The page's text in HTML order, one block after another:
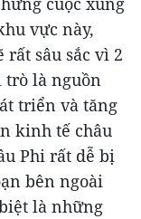
vực này,
sâu sắc vì 2
trò là nguồn
triển và tăng
kinh tế châu
Phi rất dễ bị
bên ngoài
là những